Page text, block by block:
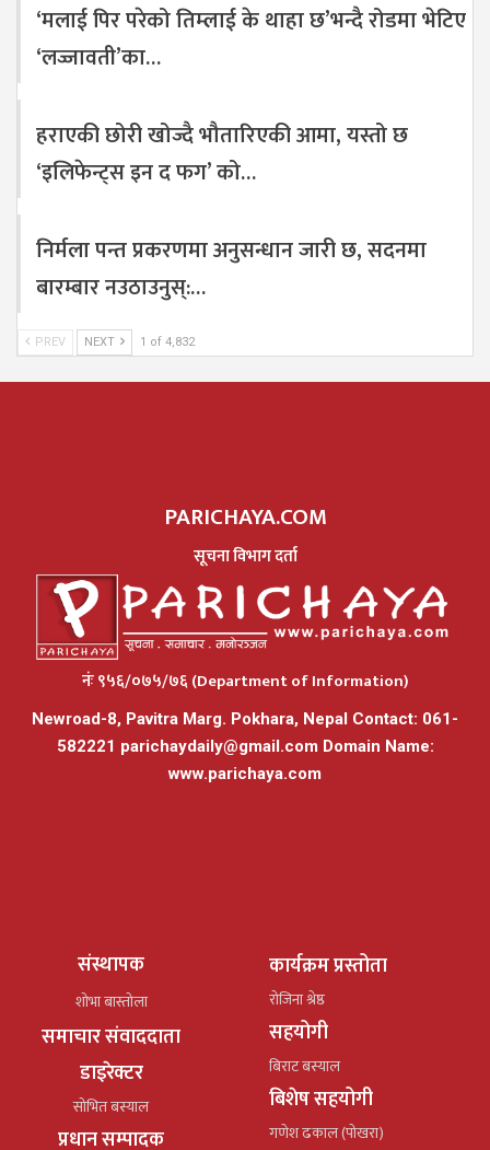
‘मलाई पिर परेको तिम्लाई के थाहा छ’भन्दै रोडमा भेटिए
‘लज्जावती’का…
हराएकी छोरी खोज्दै भौतारिएकी आमा, यस्तो छ
‘इलिफेन्ट्स इन द फग’ को…
निर्मला पन्त प्रकरणमा अनुसन्धान जारी छ, सदनमा
बारम्बार नउठाउनुस्:…
PREV NEXT 1 of 4,832
PARICHAYA.COM
सूचना विभाग दर्ता
नंः ९५६/०७५/७६ (Department of Information)
Newroad-8, Pavitra Marg. Pokhara, Nepal Contact: 061-
582221 parichaydaily@gmail.comDomain Name:
www.parichaya.com
संस्थापक
शोभा बास्तोला
समाचार संवाददाता
डाइरेक्टर
सोभित बस्याल
प्रधान सम्पादक
कार्यक्रम प्रस्तोता
रोजिना श्रेष्ठ
सहयोगी
बिराट बस्याल
बिशेष सहयोगी
गणेश ढकाल (पोखरा)